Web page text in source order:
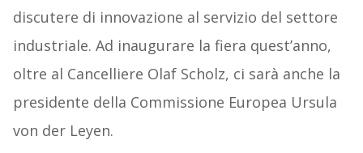
discutere di innovazione al servizio del settore
industriale. Ad inaugurare la fiera quest’anno,
oltre al Cancelliere Olaf Scholz, ci sarà anche la
presidente della Commissione Europea Ursula
von der Leyen.